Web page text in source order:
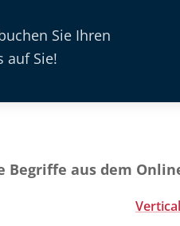
Sie Ihren
auf Sie!
Begriffe aus dem